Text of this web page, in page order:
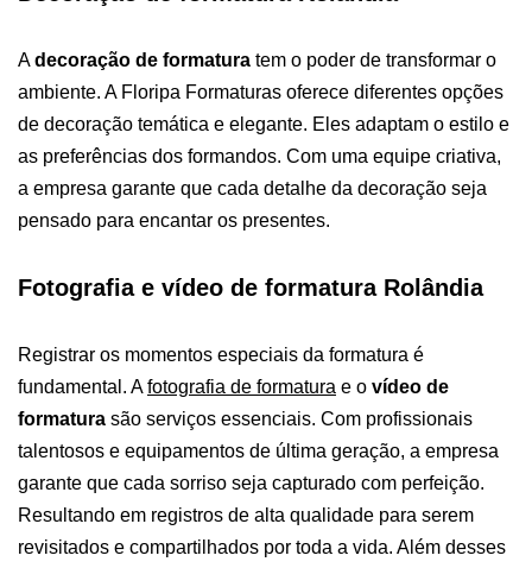
Adecoração de formatura tem o poder de transformar o
ambiente. A Floripa Formaturas oferece diferentes opções
de decoração temática e elegante. Eles adaptam o estilo e
as preferências dos formandos. Com uma equipe criativa,
a empresa garante que cada detalhe da decoração seja
pensado para encantar os presentes.
Fotografia e vídeo de formatura Rolândia
Registrar os momentos especiais da formatura é
fundamental. Afotografia de formatura e o vídeo de
formatura são serviços essenciais. Com profissionais
talentosos e equipamentos de última geração, a empresa
garante que cada sorriso seja capturado com perfeição.
Resultando em registros de alta qualidade para serem
revisitados e compartilhados por toda a vida. Além desses